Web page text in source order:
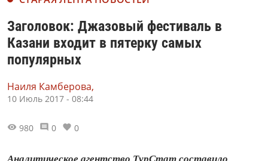
Заголовок: Джазовый фестиваль в
Казани входит в пятерку самых
популярных
Наиля Камберова,
10 Июль 2017 - 08:44
980 0 0